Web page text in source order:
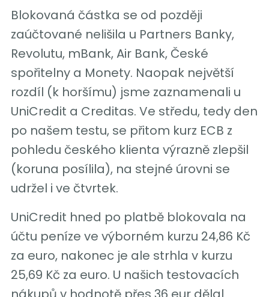
Blokovaná částka se od později
zaúčtované nelišila u Partners Banky,
Revolutu, mBank, Air Bank, České
spořitelny a Monety. Naopak největší
rozdíl (k horšímu) jsme zaznamenali u
UniCredit a Creditas. Ve středu, tedy den
po našem testu, se přitom kurz ECB z
pohledu českého klienta výrazně zlepšil
(koruna posílila), na stejné úrovni se
udržel i ve čtvrtek.
UniCredit hned po platbě blokovala na
účtu peníze ve výborném kurzu 24,86 Kč
za euro, nakonec je ale strhla v kurzu
25,69 Kč za euro. U našich testovacích